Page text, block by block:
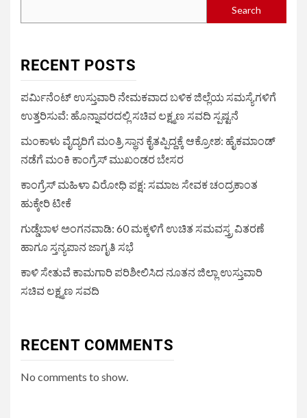
Search
RECENT POSTS
ಪರ್ಮಿನೆಂಟ್ ಉಸ್ತುವಾರಿ ನೇಮಕವಾದ ಬಳಿಕ ಜಿಲ್ಲೆಯ ಸಮಸ್ಯೆಗಳಿಗೆ
ಉತ್ತರಿಸುವೆ: ಹೊನ್ನಾವರದಲ್ಲಿ ಸಚಿವ ಲಕ್ಷ್ಮಣ ಸವದಿ ಸ್ಪಷ್ಟನೆ
ಮಂಕಾಳು ವೈದ್ಯರಿಗೆ ಮಂತ್ರಿ ಸ್ಥಾನ ಕೈತಪ್ಪಿದ್ದಕ್ಕೆ ಆಕ್ರೋಶ: ಹೈಕಮಾಂಡ್
ನಡೆಗೆ ಮಂಕಿ ಕಾಂಗ್ರೆಸ್ ಮುಖಂಡರ ಬೇಸರ
ಕಾಂಗ್ರೆಸ್ ಮಹಿಳಾ ವಿರೋಧಿ ಪಕ್ಷ: ಸಮಾಜ ಸೇವಕ ಚಂದ್ರಕಾಂತ
ಹುಕ್ಕೇರಿ ಟೀಕೆ
ಗುಡ್ಡೆಬಾಳ ಅಂಗನವಾಡಿ: 60 ಮಕ್ಕಳಿಗೆ ಉಚಿತ ಸಮವಸ್ತ್ರ ವಿತರಣೆ
ಹಾಗೂ ಸ್ತನ್ಯಪಾನ ಜಾಗೃತಿ ಸಭೆ
ಕಾಳಿ ಸೇತುವೆ ಕಾಮಗಾರಿ ಪರಿಶೀಲಿಸಿದ ನೂತನ ಜಿಲ್ಲಾ ಉಸ್ತುವಾರಿ
ಸಚಿವ ಲಕ್ಷ್ಮಣ ಸವದಿ
RECENT COMMENTS
No comments to show.